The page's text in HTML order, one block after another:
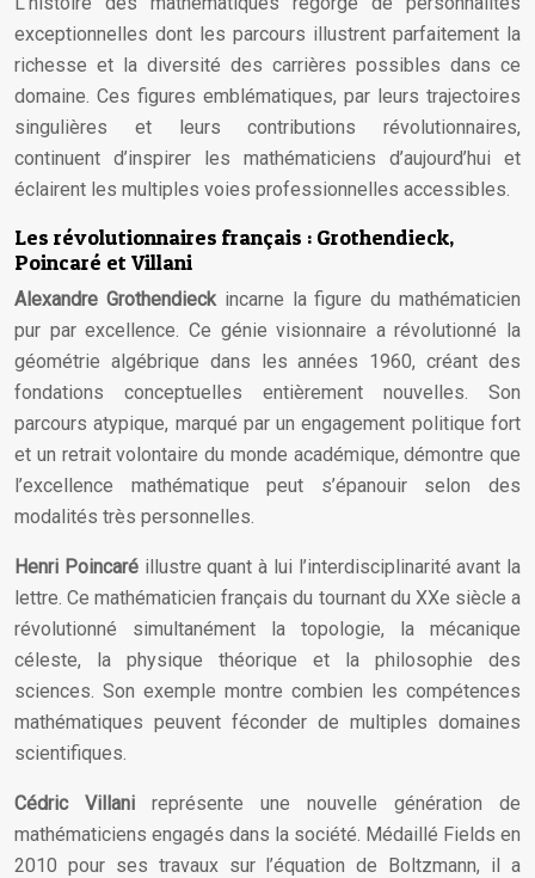
exceptionnelles dont les parcours illustrent parfaitement la
richesse et la diversité des carrières possibles dans ce
domaine. Ces figures emblématiques, par leurs trajectoires
singulières et leurs contributions révolutionnaires,
continuent d’inspirer les mathématiciens d’aujourd’hui et
éclairent les multiples voies professionnelles accessibles.
Les révolutionnaires français : Grothendieck,
Poincaré et Villani
Alexandre Grothendieckincarne la figure du mathématicien
pur par excellence. Ce génie visionnaire a révolutionné la
géométrie algébrique dans les années 1960, créant des
fondations conceptuelles entièrement nouvelles. Son
parcours atypique, marqué par un engagement politique fort
et un retrait volontaire du monde académique, démontre que
l’excellence mathématique peut s’épanouir selon des
modalités très personnelles.
Henri Poincaréillustre quant à lui l’interdisciplinarité avant la
lettre. Ce mathématicien français du tournant du XXe siècle a
révolutionné simultanément la topologie, la mécanique
céleste, la physique théorique et la philosophie des
sciences. Son exemple montre combien les compétences
mathématiques peuvent féconder de multiples domaines
scientifiques.
Cédric Villani représente une nouvelle génération de
mathématiciens engagés dans la société. Médaillé Fields en
2010 pour ses travaux sur l’équation de Boltzmann, il a